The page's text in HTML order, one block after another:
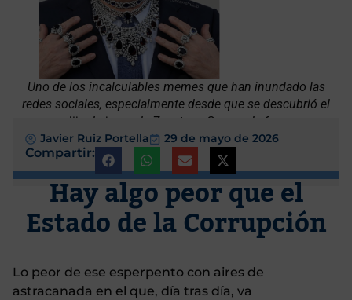
Uno de los incalculables memes que han inundado las
redes sociales, especialmente desde que se descubrió el
alijo de joyas de Zapatero. Suya es la frase
Javier Ruiz Portella 29 de mayo de 2026
Compartir:
Hay algo peor que el
Estado de la Corrupción
Lo peor de ese esperpento con aires de
astracanada en el que, día tras día, va